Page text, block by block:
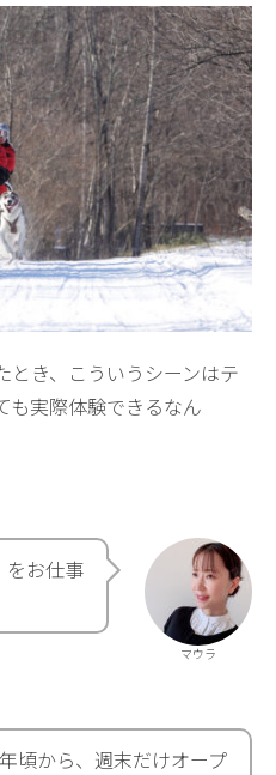
とき、こういうシーンはテ
も実際体験できるなん
マウラ
をお仕事
頃から、週末だけオープ